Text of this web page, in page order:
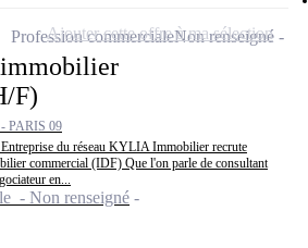
F)
PARIS 09
du réseau KYLIA Immobilier recrute
commercial (IDF) Que l'on parle de consultant
en...
- Non renseigné
Profession commercialeNon renseigné
Ajouter cette offre à ma sélection